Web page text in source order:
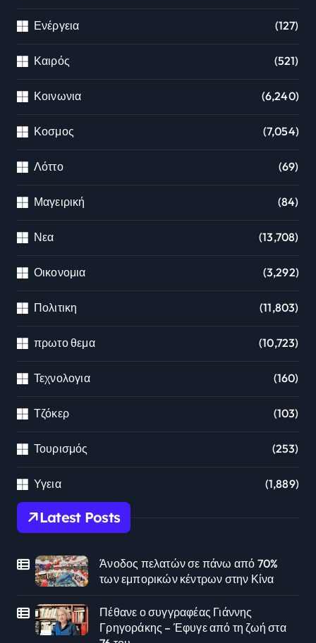
Ενέργεια (127)
Καιρός (521)
Κοινωνια (6,240)
Κοσμος (7,054)
Λόττο (69)
Μαγειρική (84)
Νεα (13,708)
Οικονομια (3,292)
Πολιτικη (11,803)
πρωτο θεμα (10,723)
Τεχνολογια (160)
Τζόκερ (103)
Τουρισμός (253)
Υγεια (1,889)
Latest Posts
Άνοδος πελατών σε πάνω από 70%
των εμπορικών κέντρων στην Κίνα
Πέθανε ο συγγραφέας Γιάννης
Γρηγοράκης – Έφυγε από τη ζωή στα